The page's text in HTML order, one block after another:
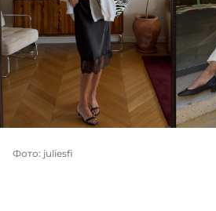
Фото: juliesfi